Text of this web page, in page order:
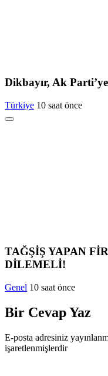
Dikbayır, Ak
Türkiye 10 saat önce
TAĞŞİŞ YAPAN
DİLEMELİ!
Genel 10 saat önce
Bir Cevap Yaz
E-posta adresiniz
işaretlenmişlerdir